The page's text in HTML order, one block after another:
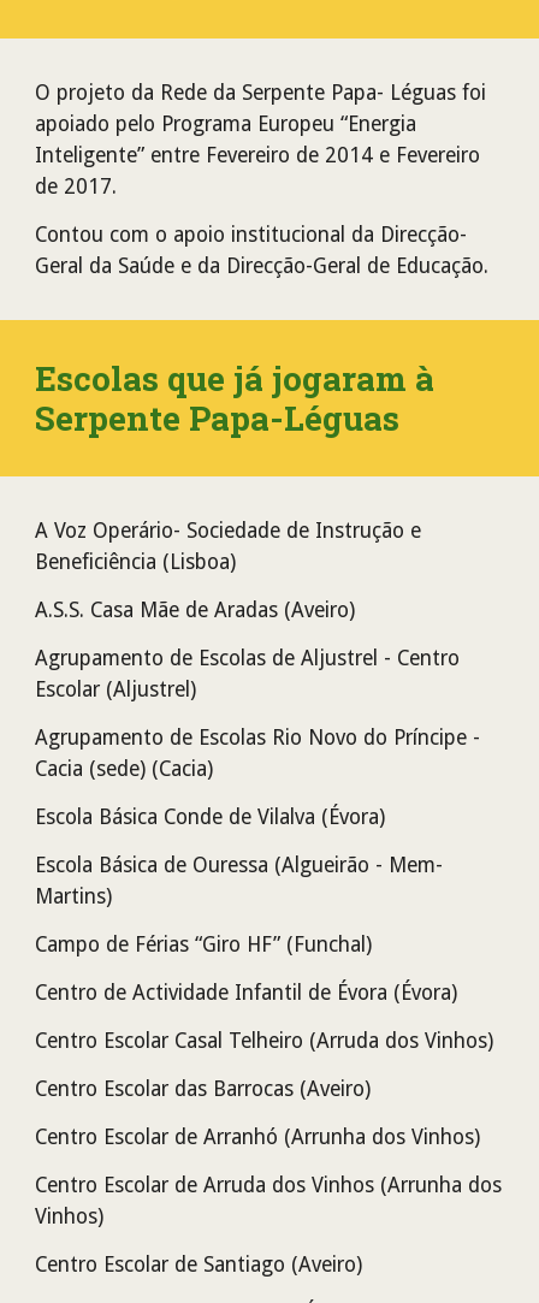
O projeto da Rede da Serpente Papa- Léguas foi
apoiado pelo Programa Europeu “Energia
Inteligente” entre Fevereiro de 2014 e Fevereiro
de 2017.
Contou com o apoio institucional da Direcção-
Geral da Saúde e da Direcção-Geral de Educação.
Escolas que já jogaram à
Serpente Papa-Léguas
A Voz Operário- Sociedade de Instrução e
Beneficiência (Lisboa)
A.S.S. Casa Mãe de Aradas (Aveiro)
Agrupamento de Escolas de Aljustrel - Centro
Escolar (Aljustrel)
Agrupamento de Escolas Rio Novo do Príncipe -
Cacia (sede) (Cacia)
Escola Básica Conde de Vilalva (Évora)
Escola Básica de Ouressa (Algueirão - Mem-
Martins)
Campo de Férias “Giro HF” (Funchal)
Centro de Actividade Infantil de Évora (Évora)
Centro Escolar Casal Telheiro (Arruda dos Vinhos)
Centro Escolar das Barrocas (Aveiro)
Centro Escolar de Arranhó (Arrunha dos Vinhos)
Centro Escolar de Arruda dos Vinhos (Arrunha dos
Vinhos)
Centro Escolar de Santiago (Aveiro)